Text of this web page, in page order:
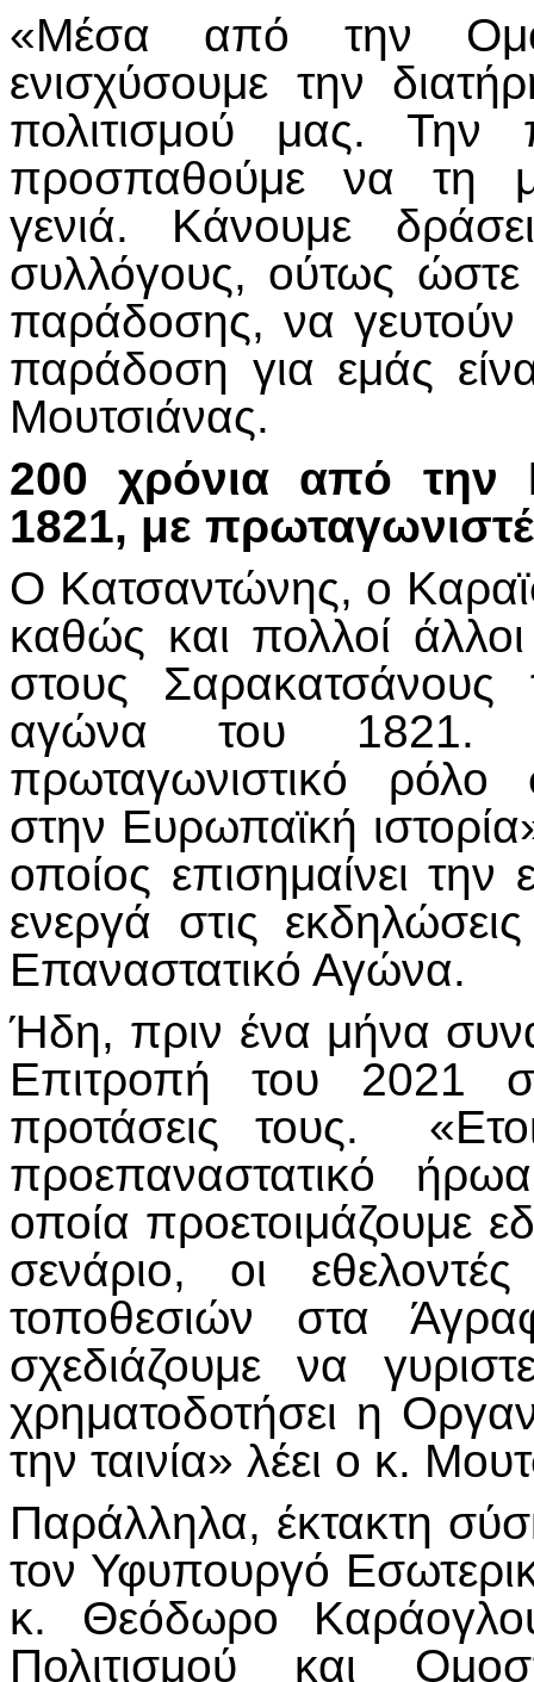
«Μέσα από την
ενισχύσουμε την
πολιτισμού μας. Την
προσπαθούμε να τη
γενιά. Κάνουμε
συλλόγους, ούτως
παράδοσης, να γευτούν
παράδοση για εμάς
Μουτσιάνας.
200 χρόνια από την
1821, με
Ο Κατσαντώνης, ο
καθώς και πολλοί
στους
αγώνα του 1821.
πρωταγωνιστικό
στην Ευρωπαϊκή
οποίος επισημαίνει
ενεργά στις
Επαναστατικό Αγώνα.
Ήδη, πριν ένα μήνα
Επιτροπή του 2021
προτάσεις τους.
προεπαναστατικό
οποία προετοιμάζουμε
σενάριο, οι
τοποθεσιών στα
σχεδιάζουμε να
χρηματοδοτήσει η
την ταινία» λέει ο κ.
Παράλληλα, έκτακτη
τον Υφυπουργό
κ. Θεόδωρο
Πολιτισμού και